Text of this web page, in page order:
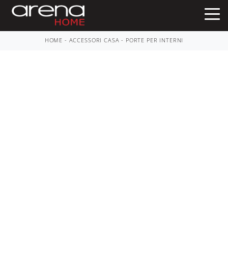
HOME - ACCESSORI CASA - PORTE PER INTERNI